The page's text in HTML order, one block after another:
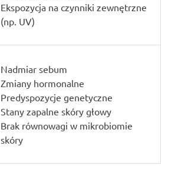
Ekspozycja na czynniki zewnętrzne
(np. UV)
Nadmiar sebum
Zmiany hormonalne
Predyspozycje genetyczne
Stany zapalne skóry głowy
Brak równowagi w mikrobiomie
skóry